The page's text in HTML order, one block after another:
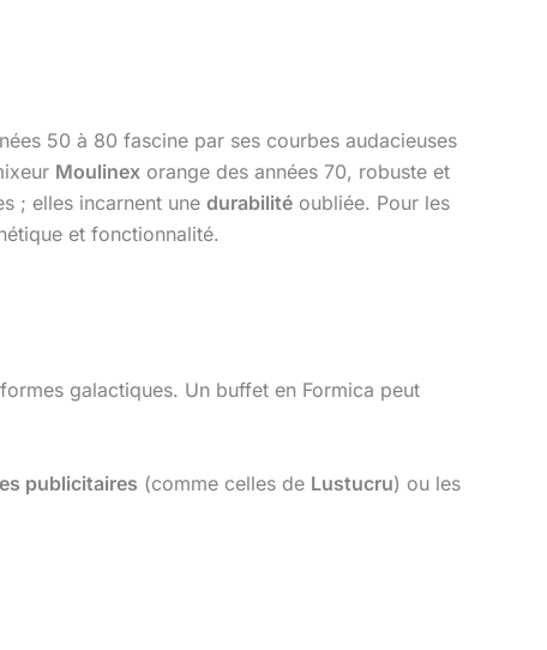
50 à 80 fascine par ses courbes audacieuses
Moulinex orange des années 70, robuste et
; elles incarnent une durabilité oubliée. Pour les
et fonctionnalité.
galactiques. Un buffet en Formica peut
publicitaires (comme celles de Lustucru) ou les